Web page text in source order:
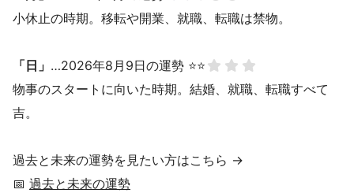
小休止の時期。移転や開業、就職、転職は禁物。
「日」 …2026年8月9日の運勢 ⭐⭐
物事のスタートに向いた時期。結婚、就職、転職すべて
吉。
過去と未来の運勢を見たい方はこちら →
📅 過去と未来の運勢